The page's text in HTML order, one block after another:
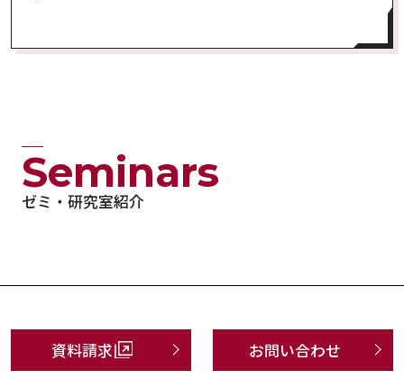
ゼミ・研究室紹介
Seminars
資料請求 お問い合わせ